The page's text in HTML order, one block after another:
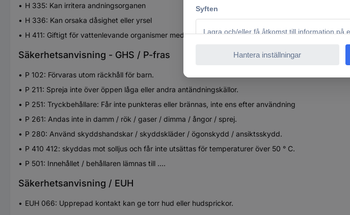
H 335: Kan irritera andningsorganen
H 336: Kan orsaka dåsighet eller yrsel
H 411: Giftigt för vattenlevande organismer med långtidseffekter
Säkerhetsanvisning - GHS / P-fras
P 102: Förvaras utom räckhåll för barn.
P 211: Spreja inte över öppen låga eller andra antändningskällor.
P 251: Tryckbehållare: Får inte punkteras eller brännas, inte ens efter användning
P 261: Andas inte in damm / rök / gaser / dimma / ångor / sprej.
P 280: Använd skyddshandskar / skyddskläder / ögonskydd / ansiktsskydd.
P 410 412: skyddas mot solljus och får inte utsättas för temperaturer över 50 ° C.
P 501: Innehållet / behållaren lämnas till ....
Säkerhetsanvisning / EUH
EUH 066: Upprepad kontakt kan ge torr hud eller hudsprickor.